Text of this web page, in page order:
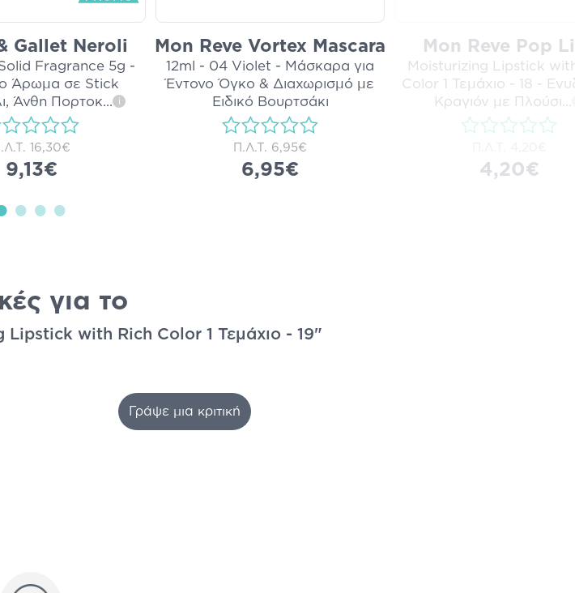
Gallet Neroli
Fragrance 5g -
Άρωμα σε Stick
Άνθη Πορτοκ... i
16,30€
9,13€
Mon Reve Vortex Mascara
12ml - 04 Violet - Μάσκαρα για
Έντονο Όγκο & Διαχωρισμό με
Ειδικό Βουρτσάκι
Π.Λ.Τ. 6,95€
6,95€
Mon Reve Pop
Moisturizing Lipstick
Color 1 Τεμάχιο - 18 -
Κραγιόν με Πλούσι
4,20€
για το
with Rich Color 1 Τεμάχιο - 19"
Γράψε μια κριτική